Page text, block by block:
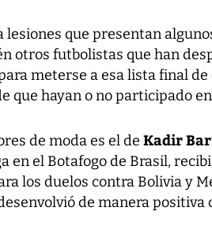
lesiones que presentan
otros futbolistas que han
meterse a esa lista final
que hayan o no participado
de moda es el de Kadir
en el Botafogo de Brasil,
los duelos contra Bolivia y
de manera positiva